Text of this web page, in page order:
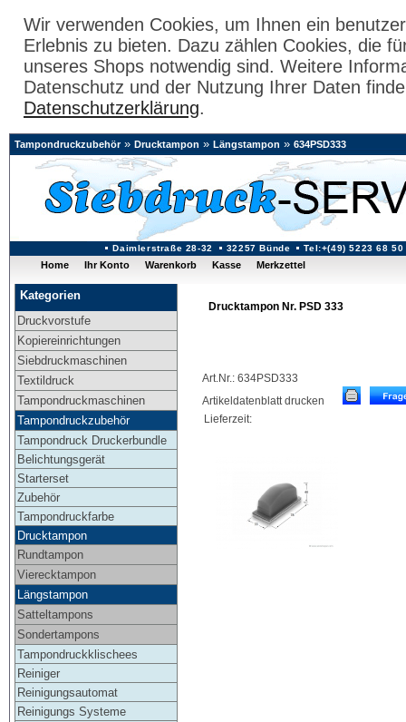
Wir verwenden Cookies, um Ihnen ein
Erlebnis zu bieten. Dazu zählen Cookies, die
unseres Shops notwendig sind. Weitere
Datenschutz und der Nutzung Ihrer Daten
Datenschutzerklärung.
Daimlerstraße 28-32 32257 Bünde Tel:+(49) 5223 68 50
Tampondruckzubehör» Drucktampon » Längstampon » 634PSD333
Home Ihr Konto Warenkorb Kasse Merkzettel
Kategorien
Druckvorstufe
Kopiereinrichtungen
Siebdruckmaschinen
Textildruck
Tampondruckmaschinen
Tampondruckzubehör
Tampondruck Druckerbundle
Belichtungsgerät
Starterset
Zubehör
Tampondruckfarbe
Drucktampon
Rundtampon
Vierecktampon
Längstampon
Satteltampons
Sondertampons
Tampondruckklischees
Reiniger
Reinigungsautomat
Reinigungs Systeme
Drucktampon Nr. PSD 333
Art.Nr.: 634PSD333
Artikeldatenblatt drucken
Lieferzeit: